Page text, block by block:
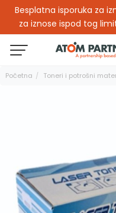
Besplatna isporuka za
za iznose ispod tog
Početna Toneri i potrošni